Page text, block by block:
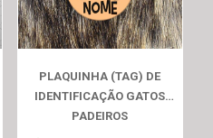
PLAQUINHA (TAG) DE
IDENTIFICAÇÃO GATOS
PADEIROS